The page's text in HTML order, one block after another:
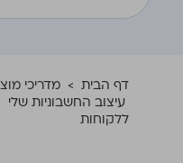
דף הבית > מדריכי
עיצוב החשבוניות שלי
ללקוחות